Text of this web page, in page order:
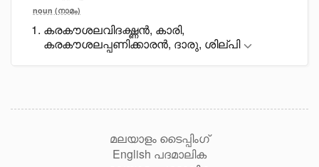
noun (നാമം)
കരകൗശലവിദഗ്ദ്ധൻ, കാരി,
കരകൗശലപ്പണിക്കാരൻ, ദാരു, ശില്പി
മലയാളം ടൈപ്പിംഗ്
English പദമാലിക